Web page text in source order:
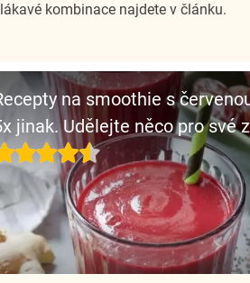
lákavé kombinace najdete v článku.
na smoothie s
jinak. Udělejte něco pro své